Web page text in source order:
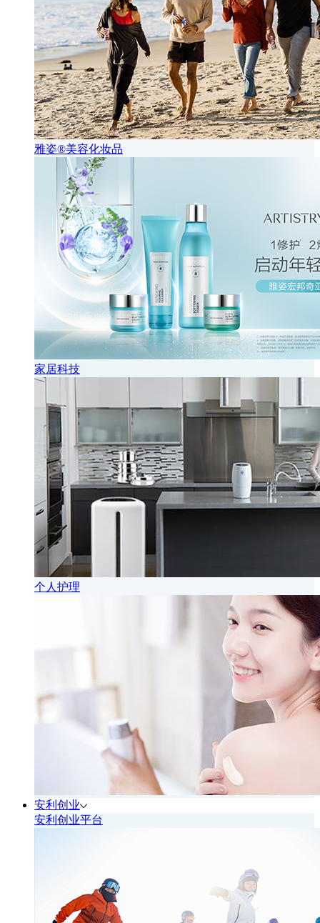
雅姿®美容化妆品
家居科技
个人护理
安利创业
安利创业平台